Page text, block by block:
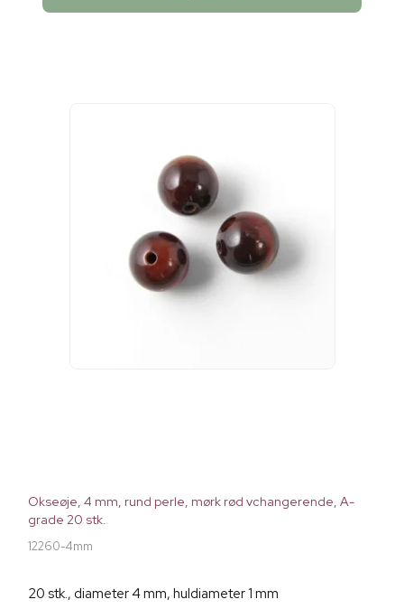
Okseøje, 4 mm, rund perle, mørk rød vchangerende, A-
grade 20 stk.
12260-4mm
20 stk., diameter 4 mm, huldiameter 1 mm